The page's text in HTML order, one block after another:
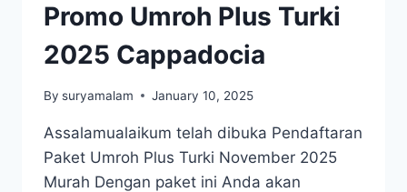
Promo Umroh Plus Turki
2025 Cappadocia
By suryamalam January 10, 2025
Assalamualaikum telah dibuka Pendaftaran
Paket Umroh Plus Turki November 2025
Murah Dengan paket ini Anda akan